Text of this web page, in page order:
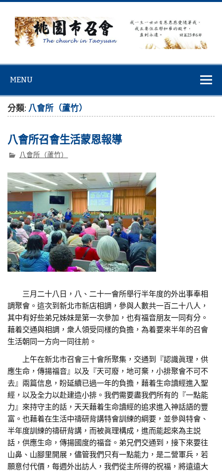
Skip
content
MENU
分類: 八會所（蘆竹）
八會所召會生活蒙恩報導
八會所（蘆竹）
三月二十八日，八、二十一會所舉行半年度的外出事奉相
調聚會。這次到新北市新店相調，參與人數共一百二十八人，
其中有好些弟兄姊妹是第一次參加，也有福音朋友一同有分。
藉着交通與相調，衆人領受同樣的負擔，為着要來半年的召會
生活朝同一方向一同往前。
上午在新北市召會三十會所聚集，交通到『認識眞理，供
應生命，傳揚福音』以及『天可廢，地可棄，小排聚會不可不
去』兩篇信息，盼延續已過一年的負擔，藉着生命讀經進入聖
經，以及全力以赴建造小排。我們需要盡我們所有的『一點能
力』來持守主的話，天天藉着生命讀經的追求進入神話語的豐
富。也藉着在生活中禱研背講特會訓練的綱要，並參與特會、
半年度訓練的禱研背講，而被眞理構成，進而能起來為主説
話，供應生命，傳揚國度的福音。弟兄們交通到，接下來要往
山鼻、山腳里開展，儘管我們只有一點能力，是二營軍兵，若
願意付代價，每週外出訪人，我們從主所得的祝福，將遠遠大